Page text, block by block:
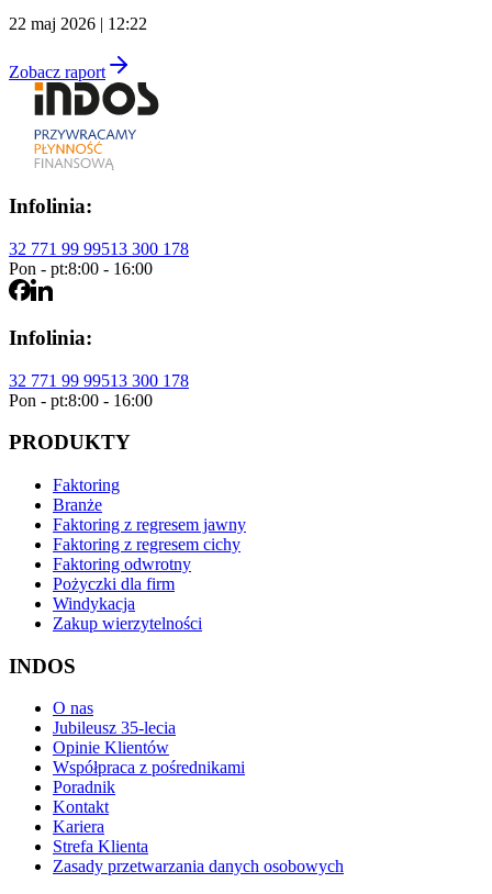
22 maj 2026 | 12:22
Zobacz raport
Infolinia:
32 771 99 99513 300 178
Pon - pt:8:00 - 16:00
Infolinia:
32 771 99 99513 300 178
Pon - pt:8:00 - 16:00
PRODUKTY
Faktoring
Branże
Faktoring z regresem jawny
Faktoring z regresem cichy
Faktoring odwrotny
Pożyczki dla firm
Windykacja
Zakup wierzytelności
INDOS
O nas
Jubileusz 35-lecia
Opinie Klientów
Współpraca z pośrednikami
Poradnik
Kontakt
Kariera
Strefa Klienta
Zasady przetwarzania danych osobowych